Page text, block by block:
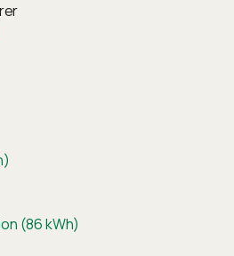
(86 kWh)